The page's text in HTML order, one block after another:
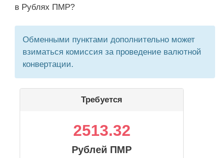
в Рублях ПМР?
Обменными пунктами дополнительно может
взиматься комиссия за проведение валютной
конвертации.
Требуется
2513.32
Рублей ПМР